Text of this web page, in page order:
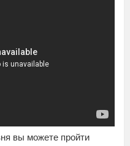
вы можете пройти